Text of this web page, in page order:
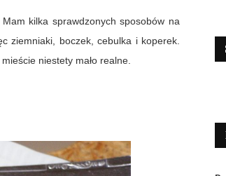
kilka sprawdzonych sposobów na
ziemniaki, boczek, cebulka i koperek.
niestety mało realne.